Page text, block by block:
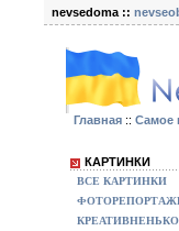
nevsedoma ::
Главная :: Самое
КАРТИНКИ
ВСЕ КАРТИНКИ
КРЕАТИВНЕНЬКО